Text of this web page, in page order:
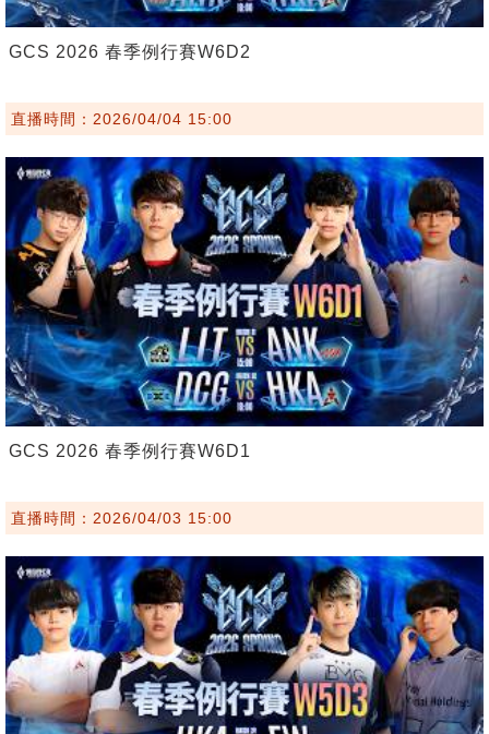
GCS 2026 春季例行賽W6D2
直播時間：2026/04/04 15:00
GCS 2026 春季例行賽W6D1
直播時間：2026/04/03 15:00